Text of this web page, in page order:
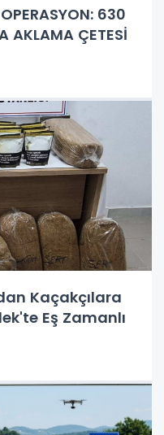
630
AKLAMA ÇETESİ
Kaçakçılara
Eş Zamanlı